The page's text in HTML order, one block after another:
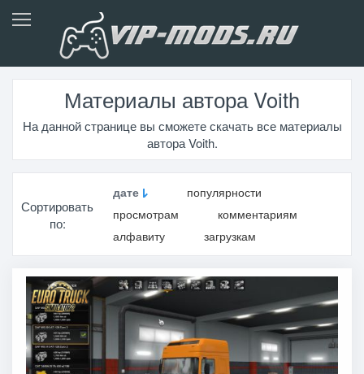
Материалы автора Voith
На данной странице вы сможете скачать все материалы
автора Voith.
Сортировать
по:
дате
популярности
просмотрам
комментариям
алфавиту
загрузкам